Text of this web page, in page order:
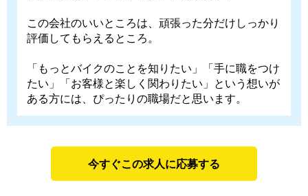
この会社のいいところは、頑張った分だけしっかり
評価してもらえるところ。
「もっとバイクのことを知りたい」「手に職をつけ
たい」「お客様と楽しく関わりたい」という想いが
ある方には、ぴったりの職場だと思います。
今すぐこの求人に応募する